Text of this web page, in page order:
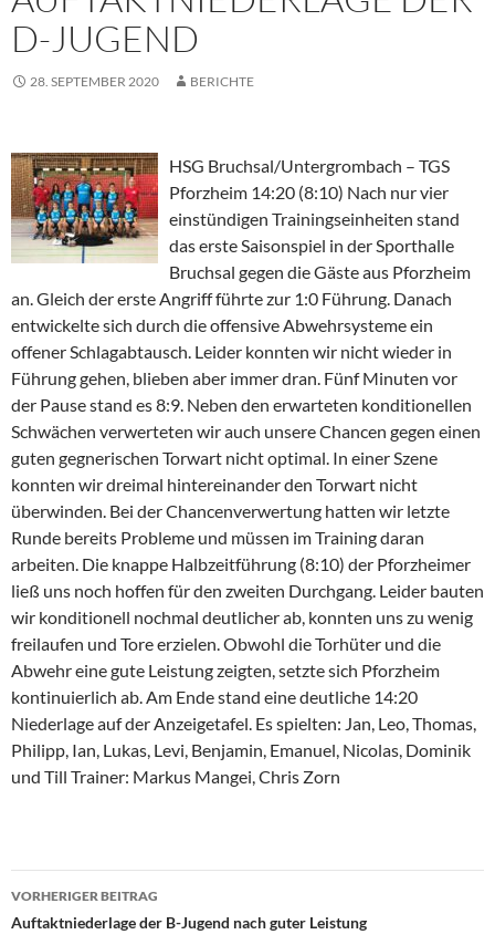
D-JUGEND
28. SEPTEMBER 2020 BERICHTE
HSG Bruchsal/Untergrombach – TGS
Pforzheim 14:20 (8:10) Nach nur vier
einstündigen Trainingseinheiten stand
das erste Saisonspiel in der Sporthalle
Bruchsal gegen die Gäste aus Pforzheim
an. Gleich der erste Angriff führte zur 1:0 Führung. Danach
entwickelte sich durch die offensive Abwehrsysteme ein
offener Schlagabtausch. Leider konnten wir nicht wieder in
Führung gehen, blieben aber immer dran. Fünf Minuten vor
der Pause stand es 8:9. Neben den erwarteten konditionellen
Schwächen verwerteten wir auch unsere Chancen gegen einen
guten gegnerischen Torwart nicht optimal. In einer Szene
konnten wir dreimal hintereinander den Torwart nicht
überwinden. Bei der Chancenverwertung hatten wir letzte
Runde bereits Probleme und müssen im Training daran
arbeiten. Die knappe Halbzeitführung (8:10) der Pforzheimer
ließ uns noch hoffen für den zweiten Durchgang. Leider bauten
wir konditionell nochmal deutlicher ab, konnten uns zu wenig
freilaufen und Tore erzielen. Obwohl die Torhüter und die
Abwehr eine gute Leistung zeigten, setzte sich Pforzheim
kontinuierlich ab. Am Ende stand eine deutliche 14:20
Niederlage auf der Anzeigetafel. Es spielten: Jan, Leo, Thomas,
Philipp, Ian, Lukas, Levi, Benjamin, Emanuel, Nicolas, Dominik
und Till Trainer: Markus Mangei, Chris Zorn
Beitragsnavigation
VORHERIGER BEITRAG
Auftaktniederlage der B-Jugend nach guter Leistung